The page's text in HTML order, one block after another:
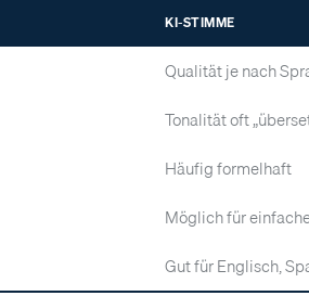
KI-STIMME
Qualität je nach
Tonalität oft
Häufig formelhaft
Möglich für
Gut für Englisch,